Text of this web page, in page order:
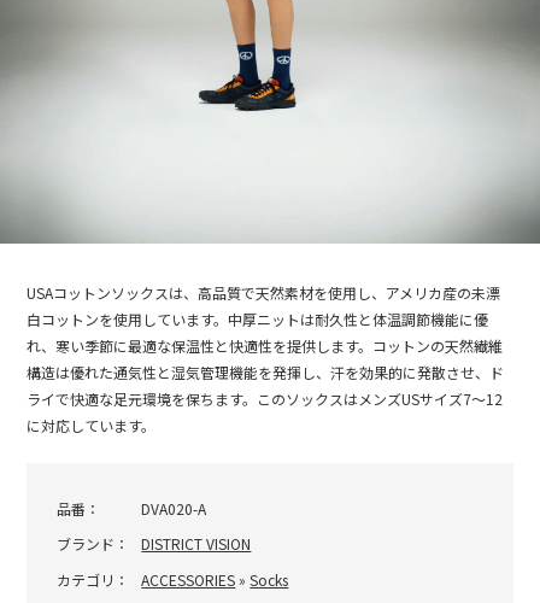
USAコットンソックスは、高品質で天然素材を使用し、アメリカ産の未漂
白コットンを使用しています。中厚ニットは耐久性と体温調節機能に優
れ、寒い季節に最適な保温性と快適性を提供します。コットンの天然繊維
構造は優れた通気性と湿気管理機能を発揮し、汗を効果的に発散させ、ド
ライで快適な足元環境を保ちます。このソックスはメンズUSサイズ7～12
に対応しています。
品番：
DVA020-A
ブランド：
DISTRICT VISION
カテゴリ：
ACCESSORIES »Socks